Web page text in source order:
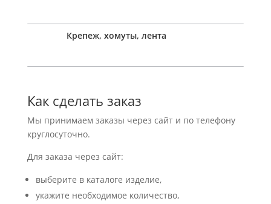
Крепеж, хомуты, лента
Как сделать заказ
Мы принимаем заказы через сайт и по телефону
круглосуточно.
Для заказа через сайт:
выберите в каталоге изделие,
укажите необходимое количество,